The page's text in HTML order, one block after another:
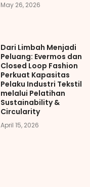
May 26, 2026
Dari Limbah Menjadi
Peluang: Evermos dan
Closed Loop Fashion
Perkuat Kapasitas
Pelaku Industri Tekstil
melalui Pelatihan
Sustainability &
Circularity
April 15, 2026